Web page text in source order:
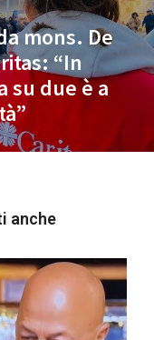
mons. De
“In
su due è a
anche